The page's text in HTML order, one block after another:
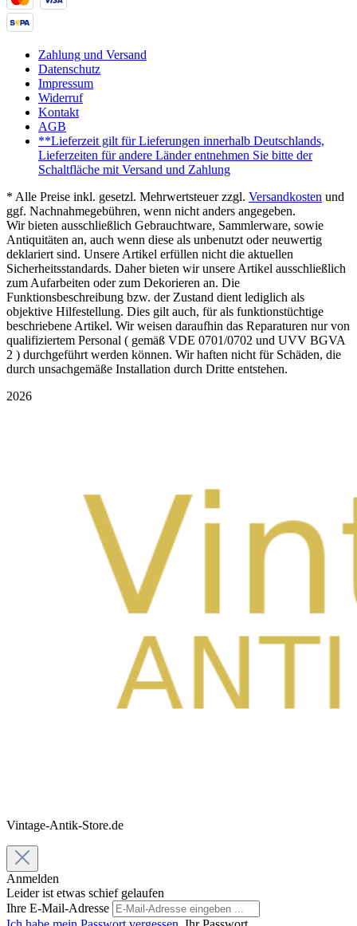
Zahlung und Versand
Datenschutz
Impressum
Widerruf
Kontakt
AGB
**Lieferzeit gilt für Lieferungen innerhalb Deutschlands,
Lieferzeiten für andere Länder entnehmen Sie bitte der
Schaltfläche mit Versand und Zahlung
* Alle Preise inkl. gesetzl. Mehrwertsteuer zzgl. Versandkosten und
ggf. Nachnahmegebühren, wenn nicht anders angegeben.
Wir bieten ausschließlich Gebrauchtware, Sammlerware, sowie
Antiquitäten an, auch wenn diese als unbenutzt oder neuwertig
deklariert sind. Unsere Artikel erfüllen nicht die aktuellen
Sicherheitsstandards. Daher bieten wir unsere Artikel ausschließlich
zum Aufarbeiten oder zum Dekorieren an. Die
Funktionsbeschreibung bzw. der Zustand dient lediglich als
objektive Hilfestellung. Dies gilt auch, für als funktionstüchtige
beschriebene Artikel. Wir weisen daraufhin das Reparaturen nur von
qualifiziertem Personal ( gemäß VDE 0701/0702 und UVV BGVA
2 ) durchgeführt werden können. Wir haften nicht für Schäden, die
durch unsachgemäße Installation durch Dritte entstehen.
2026
Vintage-Antik-Store.de
Anmelden
Leider ist etwas schief gelaufen
Ihre E-Mail-Adresse